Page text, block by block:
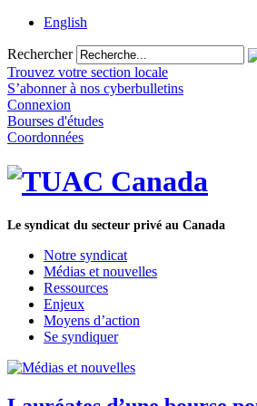
English
Rechercher
Trouvez votre section locale
S’abonner à nos cyberbulletins
Connexion
Bourses d'études
Coordonnées
Le syndicat du secteur privé au Canada
Notre syndicat
Médias et nouvelles
Ressources
Enjeux
Moyens d’action
Se syndiquer